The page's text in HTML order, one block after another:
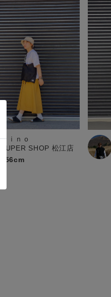
ｒｉｎｏ
SUPER SHOP 松江店
156cm